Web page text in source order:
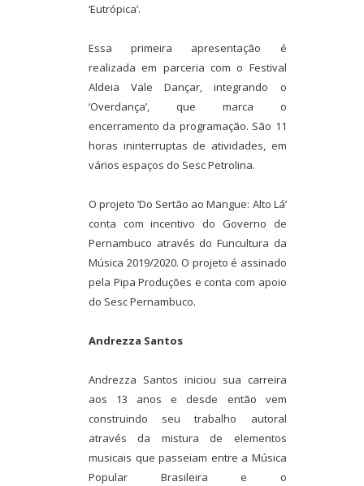
‘Eutrópica’.
Essa primeira apresentação é
realizada em parceria com o Festival
Aldeia Vale Dançar, integrando o
‘Overdança’, que marca o
encerramento da programação. São 11
horas ininterruptas de atividades, em
vários espaços do Sesc Petrolina.
O projeto ‘Do Sertão ao Mangue: Alto Lá’
conta com incentivo do Governo de
Pernambuco através do Funcultura da
Música 2019/2020. O projeto é assinado
pela Pipa Produções e conta com apoio
do Sesc Pernambuco.
Andrezza Santos
Andrezza Santos iniciou sua carreira
aos 13 anos e desde então vem
construindo seu trabalho autoral
através da mistura de elementos
musicais que passeiam entre a Música
Popular Brasileira e o